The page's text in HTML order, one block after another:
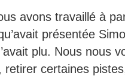
avons travaillé à
présentée
plu. Nous nous
certaines